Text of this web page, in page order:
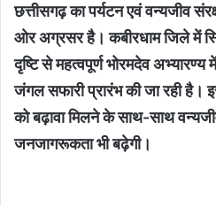
छत्तीसगढ़ का पर्यटन एवं वन्यजीव
ओर अग्रसर है। कबीरधाम जिले में
दृष्टि से महत्वपूर्ण भोरमदेव अभ्यारण्य
जंगल सफारी प्रारंभ की जा रही है।
को बढ़ावा मिलने के साथ-साथ
जनजागरूकता भी बढ़ेगी।